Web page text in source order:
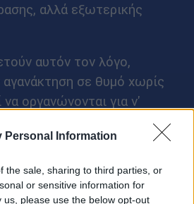
Personal Information
the sale, sharing to third parties, or
or sensitive information for
please use the below opt-out
αλλά εξωτερικής
αυτόν τον λόγο,
σε θυμό χωρίς
οργανώνονται για ν'
εγκαθιστά τον
.